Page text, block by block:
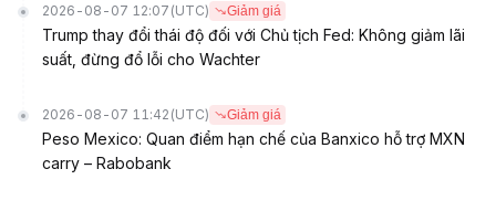
2026-08-07 12:07 (UTC) Giảm giá
Trump thay đổi thái độ đối với Chủ tịch Fed: Không giảm lãi
suất, đừng đổ lỗi cho Wachter
2026-08-07 11:42 (UTC) Giảm giá
Peso Mexico: Quan điểm hạn chế của Banxico hỗ trợ MXN
carry – Rabobank